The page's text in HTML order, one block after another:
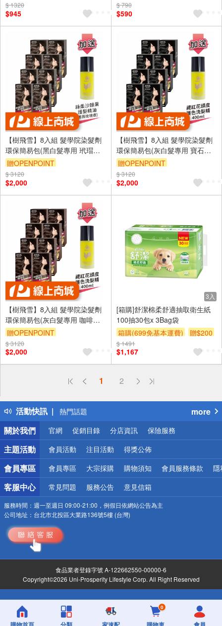
$ 1320
$945
$ 790
$590
【樹飛雪】8入組 髮學院染髮劑
環保簡易包(黑白髮專用 玳瑁棕)
加送 絲柔沙棘果護髮精油50ml
贈OPENPOINT
$ 3120
$2,000
【樹飛雪】8入組 髮學院染髮劑
環保簡易包(灰白髮專用 寶石黑)
加送 絲柔沙棘果護髮精油50ml
贈OPENPOINT
$ 3120
$2,000
【樹飛雪】8入組 髮學院染髮劑
環保簡易包(灰白髮專用 咖啡棕)
加送 絲柔沙棘果護髮精油50ml
贈OPENPOINT
$ 3120
$2,000
3入
[箱購]舒潔棉柔舒適抽取衛生紙
100抽30包x 3Bag袋
箱購(699免基本運費)
贈$200
$ 1491
$1,167
1 2
活動快訊
偏遠地區配送
得獎公告
熱門話題
銀行優惠
偏遠地區配送
詐騙網頁！請小心！
more
關於我們
官網 促銷目錄 分店資訊 保險服務
主題活動 會員活動 注目活動 得獎公佈
會員專區 會員專區 大宗採購 購物須知 會員服務條款 隱
客服中心 常見問題 服務公告 意見信箱
服務時間： 週一至週日 09:00-21:00，例假日依網站公告為主
公司地址： 台北市北投區大業路136號5樓 (台灣)
食品業者登錄字號 A-122662550-00000-6
Copyright©2026 Uni-Prosperity Lifestyle Corp. All Right Reserved
0